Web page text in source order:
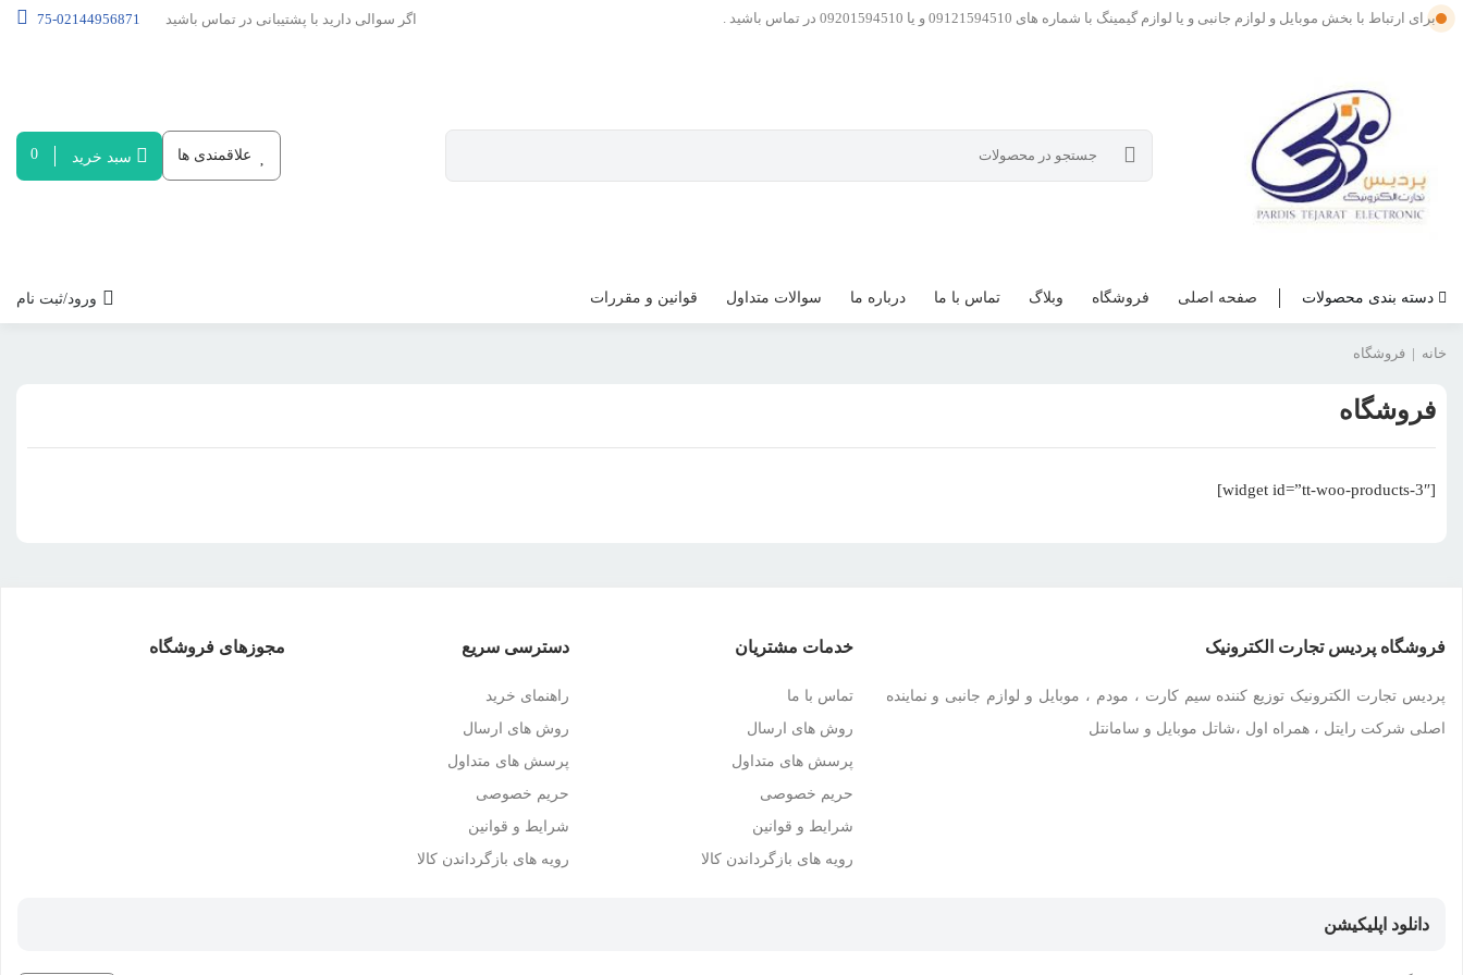
برای ارتباط با بخش موبایل و لوازم جانبی و یا لوازم گیمینگ با شماره های 09121594510 و یا 09201594510 در تماس باشید . اگر سوالی دارید با پشتیبانی در تماس باشید 02144956871-75
علاقمندی ها سبد خرید 0
دسته بندی محصولات صفحه اصلی فروشگاه وبلاگ تماس با ما درباره ما سوالات متداول قوانین و مقررات ورود/ثبت نام
خانه | فروشگاه
فروشگاه
[widget id=”tt-woo-products-3″]
فروشگاه پردیس تجارت الکترونیک
پردیس تجارت الکترونیک توزیع کننده سیم کارت ، مودم ، موبایل و لوازم جانبی و نماینده
اصلی شرکت رایتل ، همراه اول ،شاتل موبایل و سامانتل
خدمات مشتریان
تماس با ما
روش های ارسال
پرسش های متداول
حریم خصوصی
شرایط و قوانین
رویه های بازگرداندن کالا
دسترسی سریع
راهنمای خرید
روش های ارسال
پرسش های متداول
حریم خصوصی
شرایط و قوانین
رویه های بازگرداندن کالا
مجوزهای فروشگاه
دانلود اپلیکیشن